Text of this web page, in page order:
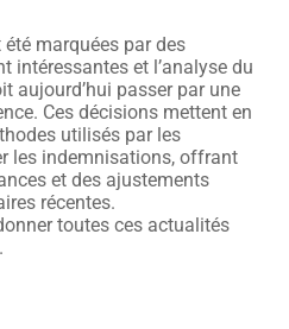
marquées par des
intéressantes et l’analyse du
aujourd’hui passer par une
Ces décisions mettent en
utilisés par les
les indemnisations, offrant
et des ajustements
récentes.
toutes ces actualités